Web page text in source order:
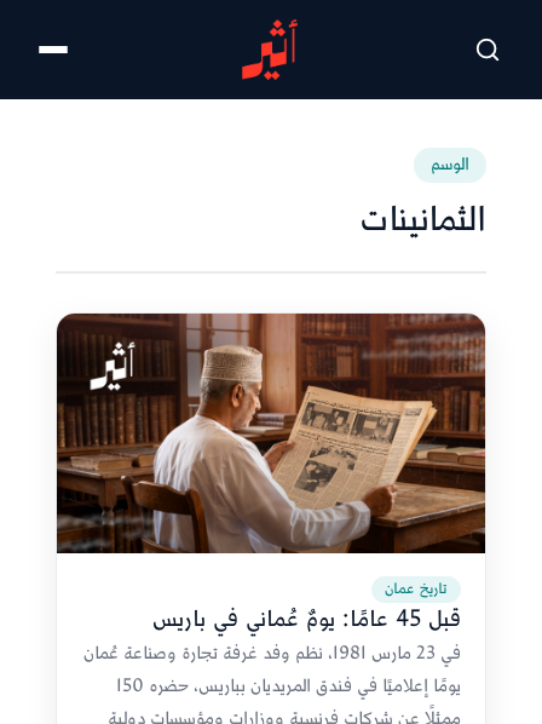
تخطى للمحتوى الرئيسي
الوسم
الثمانينات
تاريخ عمان
قبل 45 عامًا: يومٌ عُماني في باريس
في 23 مارس 1981، نظم وفد غرفة تجارة وصناعة عُمان
يومًا إعلاميًا في فندق المريديان بباريس، حضره 150